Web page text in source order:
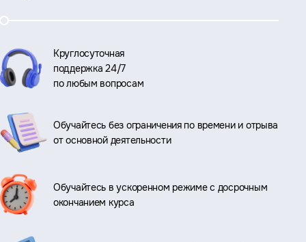
Круглосуточная
поддержка 24/7
по любым вопросам
Обучайтесь без ограничения по времени и отрыва
от основной деятельности
Обучайтесь в ускоренном режиме с досрочным
окончанием курса